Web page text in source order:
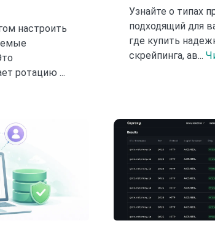
настроить
ротацию ...
Узнайте о типах
подходящий для
где купить
скрейпинга, ав...